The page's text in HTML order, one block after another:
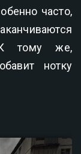
часто,
К тому же,
нотку